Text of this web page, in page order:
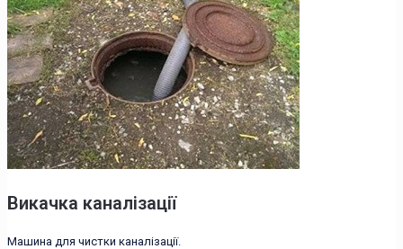
Викачка каналізації
Машина для чистки каналізації.